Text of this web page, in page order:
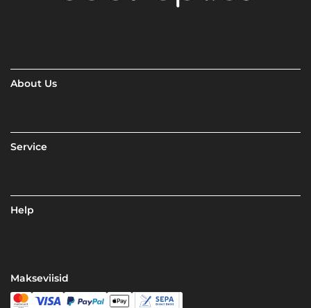
About Us
Service
Help
Makseviisid